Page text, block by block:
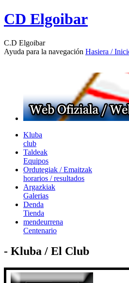
CD Elgoibar
C.D Elgoibar
Ayuda para la navegación Hasiera /
Kluba
club
Taldeak
Equipos
Ordutegiak / Emaitzak
horarios / resultados
Argazkiak
Galerias
Denda
Tienda
mendeurrena
Centenario
- Kluba / El Club